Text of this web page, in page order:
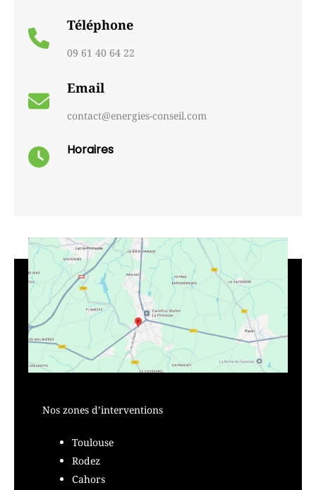
Téléphone
09 61 40 64 22
Email
contact@energies-conseil.com
Horaires
Nos zones d’interventions
Toulouse
Rodez
Cahors